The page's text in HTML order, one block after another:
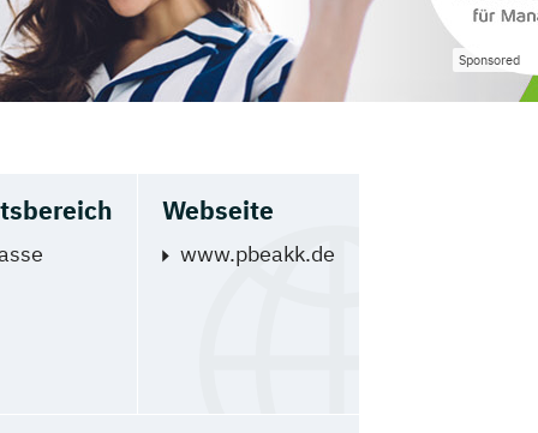
Sponsored
Webseite
www.pbeakk.de